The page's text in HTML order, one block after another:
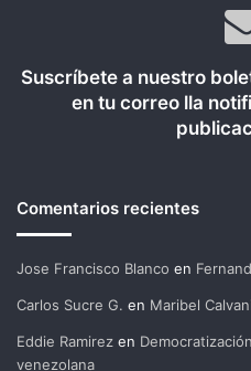
Suscríbete a nuestro
en tu correo lla
Comentarios recientes
Jose Francisco Blanco en
Carlos Sucre G. en Maribel
Eddie Ramirez en
venezolana